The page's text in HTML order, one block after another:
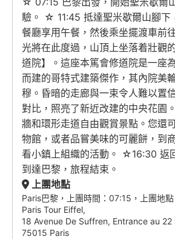
驗。 ☆ 11:45 抵達聖米歇爾山腳下
餐廳享用午餐，然後乘坐擺渡車前
光將在此度過，山頂上坐落着壯觀
道院】。這座本篤會修道院是一座
而建的哥特式建築傑作，其內院美
穆。昏暗的走廊與一束令人難以置
對比，照亮了新近改建的中央花園
牆和環形走道自由觀賞景點。您還
物館，或者品嘗美味的可麗餅，到
看小鎮上組織的活動。 ☆16:30 返
到達巴黎，旅程結束。
上團地點
Paris巴黎，上團時間：07:15，上團地
Paris Tour Eiffel,
18 Avenue De Suffren, Entrance au 22
75015 Paris